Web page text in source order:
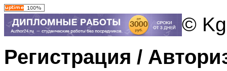
©
Регистрация /